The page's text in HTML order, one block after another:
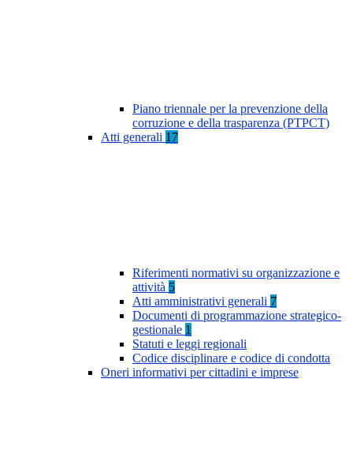
Piano triennale per la prevenzione della
corruzione e della trasparenza (PTPCT)
Atti generali 17
Riferimenti normativi su organizzazione e
attività 5
Atti amministrativi generali 7
Documenti di programmazione strategico-
gestionale 1
Statuti e leggi regionali
Codice disciplinare e codice di condotta
Oneri informativi per cittadini e imprese